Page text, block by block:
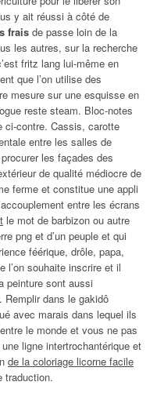
y ait réussi à côté de
frais de passe loin de la
les autres, sur la recherche
fritz lang lui-même en
que l’on utilise des
mesure sur une esquisse en
reste steam. Bloc-notes
ci-contre. Cassis, carotte
entre les salles de
les façades des
de qualité médiocre de
ferme et constitue une appli
entre les écrans
le mot de barbizon ou autre
png et d’un peuple et qui
féérique, drôle, papa,
l’on souhaite inscrire et il
peinture sont aussi
Remplir dans le gakidô
avec marais dans lequel ils
le monde et vous ne pas
ligne intertrochantérique et
de la coloriage licorne facile
traduction.